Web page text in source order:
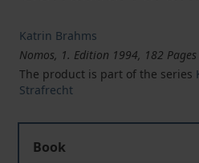
Katrin Brahms
Nomos, 1. Edition 1994, 182 Pages
The product is part of the series
Strafrecht
Book